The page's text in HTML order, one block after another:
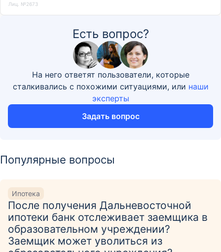
Лиц. №2673
Есть вопрос?
На него ответят пользователи, которые
сталкивались с похожими ситуациями, или наши
эксперты
Задать вопрос
Популярные вопросы
Ипотека
После получения Дальневосточной
ипотеки банк отслеживает заемщика в
образовательном учреждении?
Заемщик может уволиться из